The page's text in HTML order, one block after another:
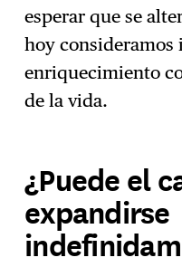
esperar que se
hoy consideramos
enriquecimiento
de la vida.
¿Puede el
expandirse